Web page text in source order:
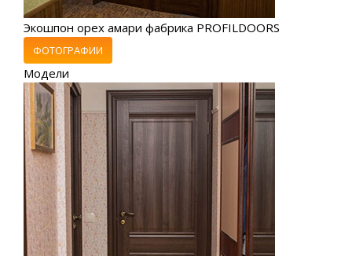
Экошпон орех амари фабрика PROFILDOORS
ФОТОГРАФИИ
Модели